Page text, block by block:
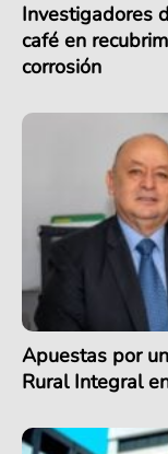
Investigadores
café en
corrosión
Apuestas por
Rural Integral